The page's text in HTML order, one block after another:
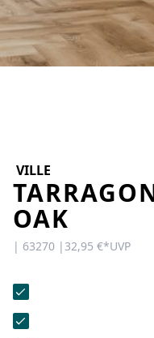
Sie haben Fragen
eine persönliche
unser
VILLE
OAK
| 63270 |32,95 €*UVP